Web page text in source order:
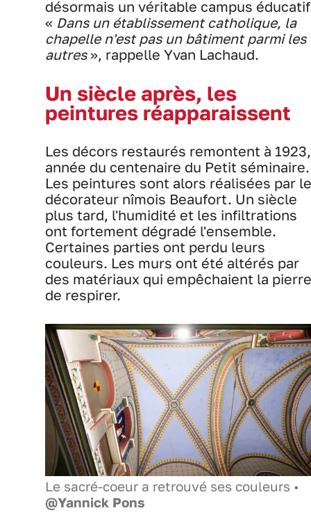
désormais un véritable campus
« Dans un établissement catholique, la
chapelle n'est pas un bâtiment parmi les
autres», rappelle Yvan Lachaud.
Un siècle après, les
peintures réapparaissent
Les décors restaurés remontent à 1923,
année du centenaire du Petit séminaire.
Les peintures sont alors réalisées par le
décorateur nîmois Beaufort. Un siècle
plus tard, l'humidité et les infiltrations
ont fortement dégradé l'ensemble.
Certaines parties ont perdu leurs
couleurs. Les murs ont été altérés par
des matériaux qui empêchaient la pierre
de respirer.
Le sacré-coeur a retrouvé ses couleurs •
@Yannick Pons